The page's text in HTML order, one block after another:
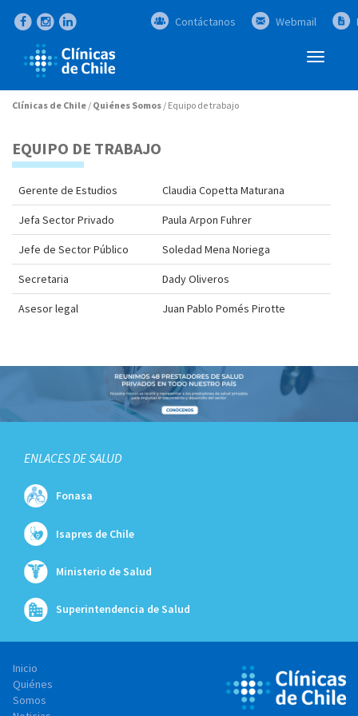
Contáctanos Webmail
Abrir
Clínicas de Chile / Quiénes Somos / Equipo de trabajo
EQUIPO DE TRABAJO
Gerente de Estudios Claudia Copetta Maturana
Jefa Sector Privado Paula Arpon Fuhrer
Jefe de Sector Público Soledad Mena Noriega
Secretaria Dady Oliveros
Asesor legal Juan Pablo Pomés Pirotte
ENLACES DE SALUD
Fonasa
Isapres de Chile
Ministerio de Salud
Superintendencia de Salud
Inicio
Quiénes
Somos